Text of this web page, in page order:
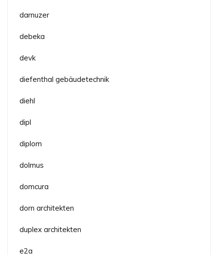
darnuzer
debeka
devk
diefenthal gebäudetechnik
diehl
dipl
diplom
dolmus
domcura
dorn architekten
duplex architekten
e2a